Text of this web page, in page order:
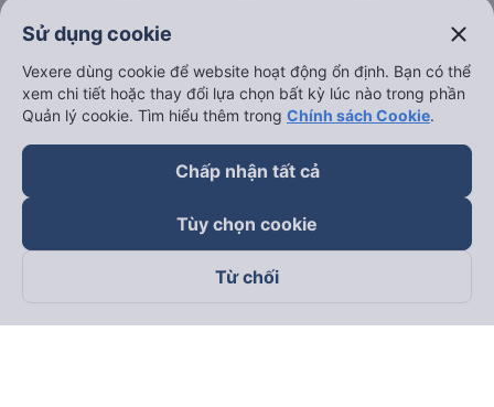
Theo dõi chúng tôi trên
Sử dụng cookie close
Vexere dùng cookie để website hoạt động ổn định. Bạn có thể
xem chi tiết hoặc thay đổi lựa chọn bất kỳ lúc nào trong phần
Quản lý cookie. Tìm hiểu thêm trong Chính sách Cookie.
Chấp nhận tất cả
Tùy chọn cookie
Từ chối